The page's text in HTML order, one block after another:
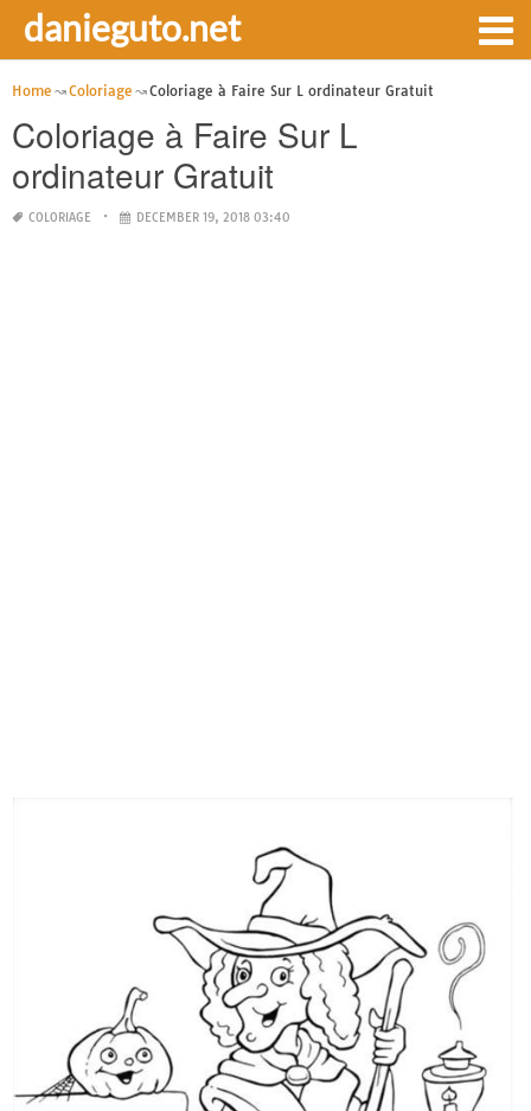
danieguto.net
Home Coloriage Coloriage à Faire Sur L ordinateur Gratuit
Coloriage à Faire Sur L
ordinateur Gratuit
COLORIAGE DECEMBER 19, 2018 03:40